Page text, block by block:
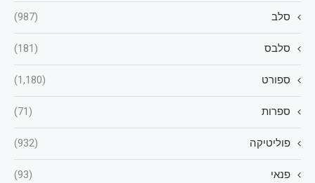
סלב (987)
סלבס (181)
ספורט (1,180)
ספרות (71)
פוליטיקה (932)
פנאי (93)